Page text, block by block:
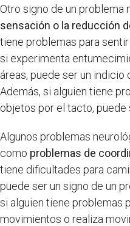
Otro signo de un problema
sensación o la reducción
tiene problemas para
si experimenta
áreas, puede ser un indicio
Además, si alguien tiene
objetos por el tacto, puede
Algunos problemas
como problemas de
tiene dificultades para
puede ser un signo de un
si alguien tiene problemas
movimientos o realiza